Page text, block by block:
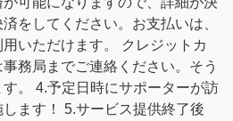
をしてください。お支払いは、
いただけます。 クレジットカ
務局までご連絡ください。そう
。 4.予定日時にサポーターが訪
ます！ 5.サービス提供終了後